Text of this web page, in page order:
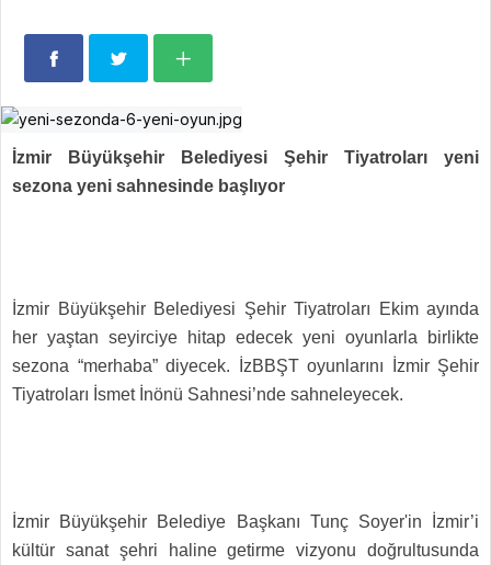
İzmir Büyükşehir Belediyesi Şehir Tiyatroları yeni
sezona yeni sahnesinde başlıyor
İzmir Büyükşehir Belediyesi Şehir Tiyatroları Ekim ayında
her yaştan seyirciye hitap edecek yeni oyunlarla birlikte
sezona “merhaba” diyecek. İzBBŞT oyunlarını İzmir Şehir
Tiyatroları İsmet İnönü Sahnesi’nde sahneleyecek.
İzmir Büyükşehir Belediye Başkanı Tunç Soyer'in İzmir’i
kültür sanat şehri haline getirme vizyonu doğrultusunda